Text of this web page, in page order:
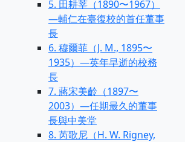
5. 田耕莘（1890〜1967）
—輔仁在臺復校的首任董事
長
6. 穆爾菲（J. M., 1895〜
1935）—英年早逝的校務
長
7. 蔣宋美齡（1897〜
2003）—任期最久的董事
長與中美堂
8. 芮歌尼（H. W. Rigney,